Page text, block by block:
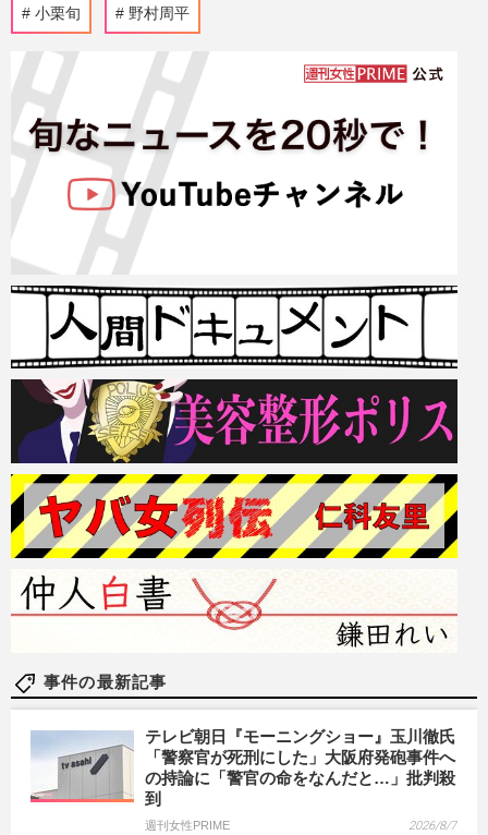
小栗旬 野村周平
事件の最新記事
テレビ朝日『モーニングショー』玉川徹氏
「警察官が死刑にした」大阪府発砲事件へ
の持論に「警官の命をなんだと…」批判殺
到
週刊女性PRIME 2026/8/7